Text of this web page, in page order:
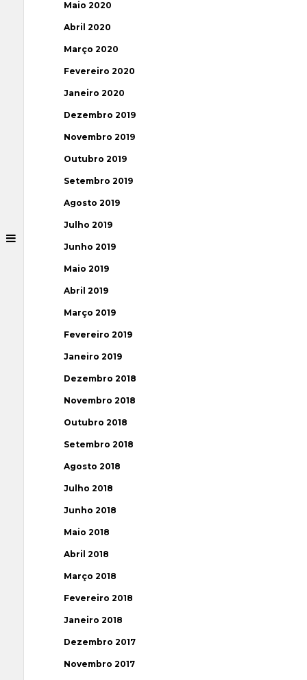
Maio 2020
Abril 2020
Março 2020
Fevereiro 2020
Janeiro 2020
Dezembro 2019
Novembro 2019
Outubro 2019
Setembro 2019
Agosto 2019
Julho 2019
Junho 2019
Maio 2019
Abril 2019
Março 2019
Fevereiro 2019
Janeiro 2019
Dezembro 2018
Novembro 2018
Outubro 2018
Setembro 2018
Agosto 2018
Julho 2018
Junho 2018
Maio 2018
Abril 2018
Março 2018
Fevereiro 2018
Janeiro 2018
Dezembro 2017
Novembro 2017